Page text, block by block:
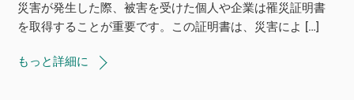
災害が発生した際、被害を受けた個人や企業は罹災証明書
を取得することが重要です。この証明書は、災害によ […]
もっと詳細に